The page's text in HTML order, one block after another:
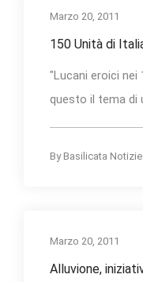
Marzo 20, 2011
150 Unità di
"Lucani eroici nei
questo il tema di
By Basilicata Notizie
Marzo 20, 2011
Alluvione,